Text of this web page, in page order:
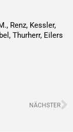
Renz, Kessler,
Thurherr, Eilers
NÄCHSTER